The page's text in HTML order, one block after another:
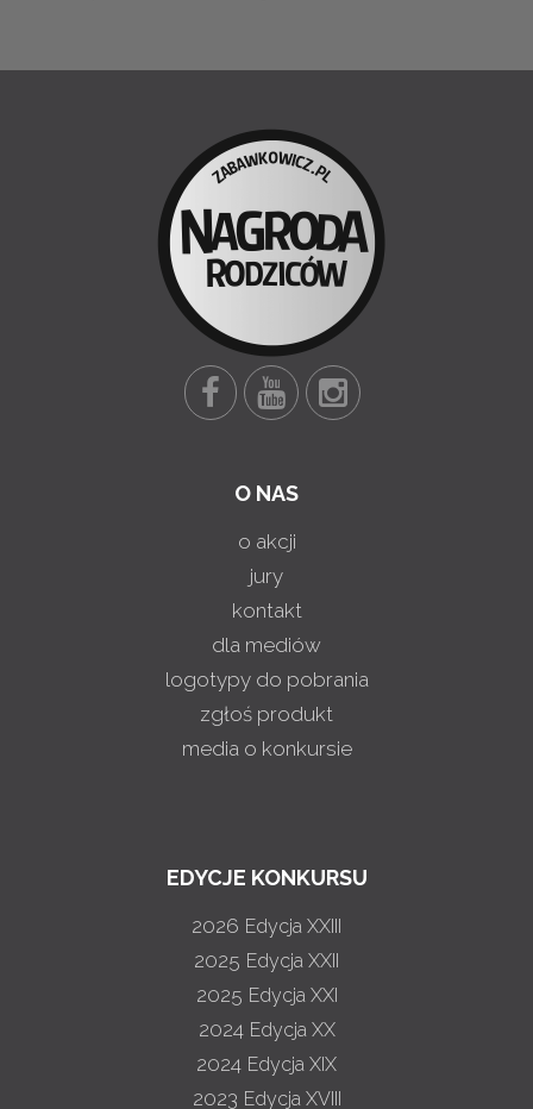
O NAS
o akcji
jury
kontakt
dla mediów
logotypy do pobrania
zgłoś produkt
media o konkursie
EDYCJE KONKURSU
2026 Edycja XXIII
2025 Edycja XXII
2025 Edycja XXI
2024 Edycja XX
2024 Edycja XIX
2023 Edycja XVIII